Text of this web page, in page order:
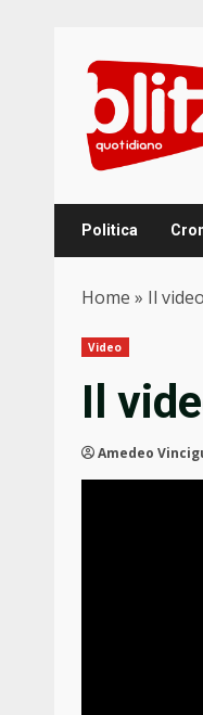
content
Politica
Home » Il
Video
Il
Amedeo